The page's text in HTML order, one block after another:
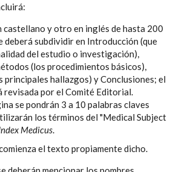
castellano y otro en inglés de hasta 200
deberá subdividir en Introducción (que
del estudio o investigación),
(los procedimientos básicos),
principales hallazgos) y Conclusiones; el
revisada por el Comité Editorial.
se pondrán 3 a 10 palabras claves
los términos del "Medical Subject
Medicus.
el texto propiamente dicho.